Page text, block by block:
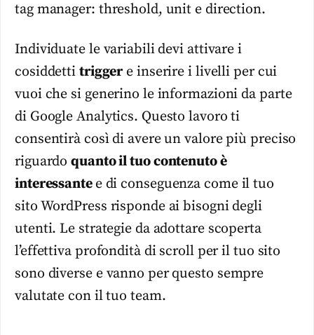
tag manager: threshold, unit e direction.
Individuate le variabili devi attivare i
cosiddetti triggere inserire i livelli per cui
vuoi che si generino le informazioni da parte
di Google Analytics. Questo lavoro ti
consentirà così di avere un valore più preciso
riguardoquanto il tuo contenuto è
interessante e di conseguenza come il tuo
sito WordPress risponde ai bisogni degli
utenti. Le strategie da adottare scoperta
l’effettiva profondità di scroll per il tuo sito
sono diverse e vanno per questo sempre
valutate con il tuo team.